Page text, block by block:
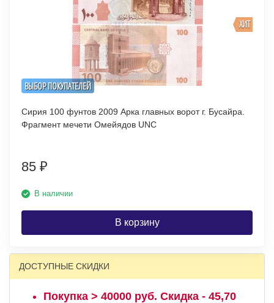
ВЫБОР ПОКУПАТЕЛЕЙ
ХИТ
Сирия 100 фунтов 2009 Арка главных ворот г. Бусайра.
Фрагмент мечети Омейядов UNC
85 ₽
В наличии
В корзину
ДОСТУПНЫЕ СКИДКИ
Покупка > 40000 руб. Скидка - 45,70